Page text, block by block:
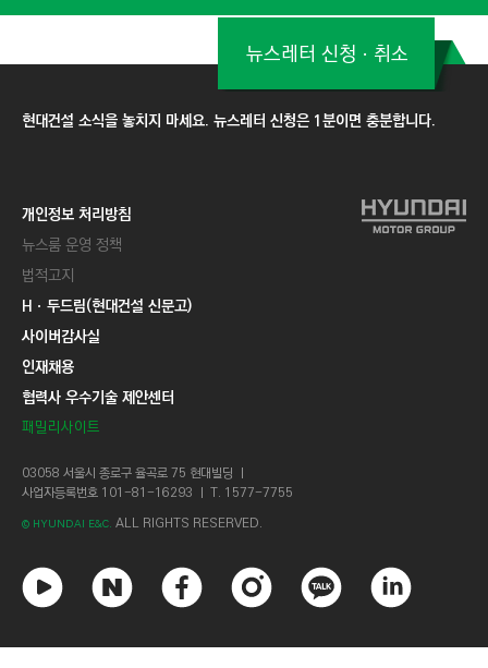
현대건설 소식을 놓치지 마세요. 뉴스레터 신청은 1분이면 충분합니다.
뉴스레터 신청ㆍ취소
개인정보 처리방침
뉴스룸 운영 정책
법적고지
Hㆍ두드림(현대건설 신문고)
사이버감사실
인재채용
협력사 우수기술 제안센터
패밀리사이트
03058 서울시 종로구 율곡로 75 현대빌딩 ㅣ
사업자등록번호 101-81-16293 ㅣ T. 1577-7755
© HYUNDAI E&C. ALL RIGHTS RESERVED.
튜
이
이
스
카
크